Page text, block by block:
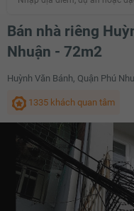
Bán nhà riêng
Nhuận - 72m2
Huỳnh Văn Bánh, Quận Phú
1335 khách quan tâm